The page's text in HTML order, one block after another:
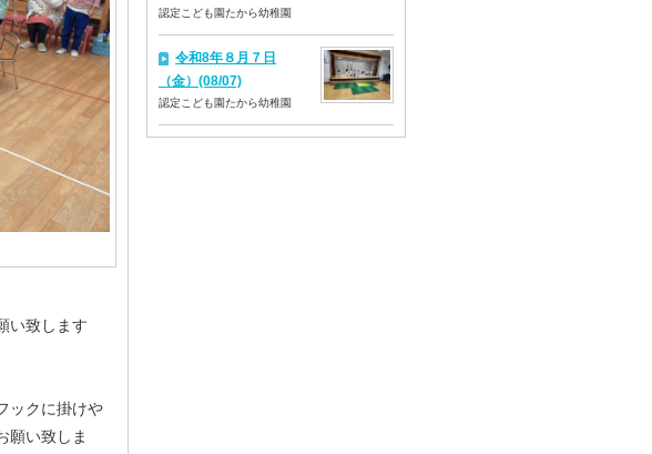
い致します
ックに掛けや
願い致しま
認定こども園たから幼稚園
令和8年８月７日
（金）(08/07)
認定こども園たから幼稚園